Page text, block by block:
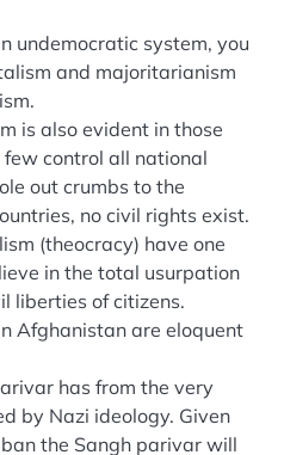
undemocratic system, you
and majoritarianism
is also evident in those
control all national
out crumbs to the
no civil rights exist.
(theocracy) have one
in the total usurpation
liberties of citizens.
Afghanistan are eloquent
has from the very
by Nazi ideology. Given
the Sangh parivar will